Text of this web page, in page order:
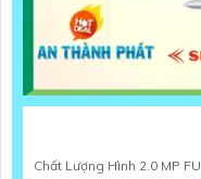
Chất Lượng Hình 2.0 MP